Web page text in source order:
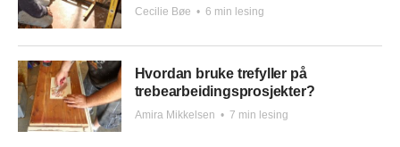
Cecilie Bøe • 6 min lesing
Hvordan bruke trefyller på
trebearbeidingsprosjekter?
Amira Mikkelsen • 7 min lesing